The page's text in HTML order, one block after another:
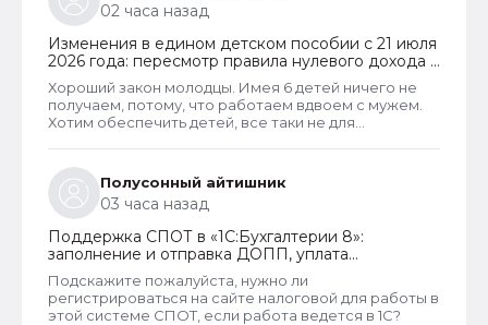
02 часа назад
Изменения в едином детском пособии с 21 июля
2026 года: пересмотр правила нулевого дохода и
новый порядок оформления пособий по месту
пребывания
Хороший закон молодцы. Имея 6 детей ничего не
получаем, потому, что работаем вдвоем с мужем.
Хотим обеспечить детей, все таки не для
работают чтобы получать пособия их все же
получают. Так что могу сказать что как то не
правельно распределены критерии оценивания
дохода.
Полусонный айтишник
03 часа назад
Поддержка СПОТ в «1С:Бухгалтерии 8»:
заполнение и отправка ДОПП, уплата
обеспечительного платежа и получение QR-
кода
Подскажите пожалуйста, нужно ли
регистрироваться на сайте налоговой для работы в
этой системе СПОТ, если работа ведется в 1С?